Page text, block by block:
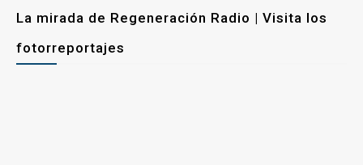
La mirada de Regeneración Radio | Visita los
fotorreportajes